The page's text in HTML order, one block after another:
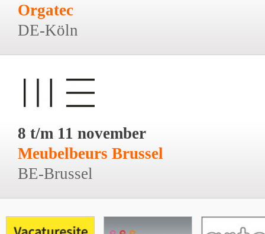
Orgatec
DE-Köln
8 t/m 11 november
Meubelbeurs Brussel
BE-Brussel